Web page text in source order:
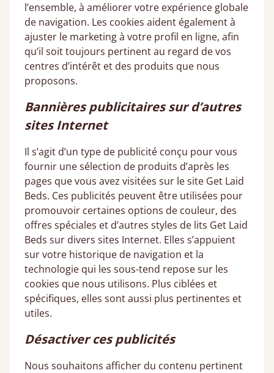
l’ensemble, à améliorer votre expérience globale
de navigation. Les cookies aident également à
ajuster le marketing à votre profil en ligne, afin
qu’il soit toujours pertinent au regard de vos
centres d’intérêt et des produits que nous
proposons.
Bannières publicitaires sur d’autres
sites Internet
Il s’agit d’un type de publicité conçu pour vous
fournir une sélection de produits d’après les
pages que vous avez visitées sur le site Get Laid
Beds. Ces publicités peuvent être utilisées pour
promouvoir certaines options de couleur, des
offres spéciales et d’autres styles de lits Get Laid
Beds sur divers sites Internet. Elles s’appuient
sur votre historique de navigation et la
technologie qui les sous-tend repose sur les
cookies que nous utilisons. Plus ciblées et
spécifiques, elles sont aussi plus pertinentes et
utiles.
Désactiver ces publicités
Nous souhaitons afficher du contenu pertinent